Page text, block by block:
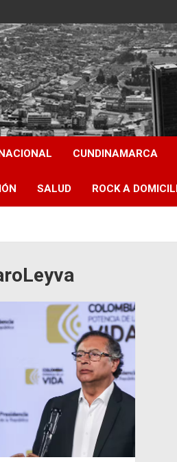
CUNDINAMARCA
SALUD ROCK A